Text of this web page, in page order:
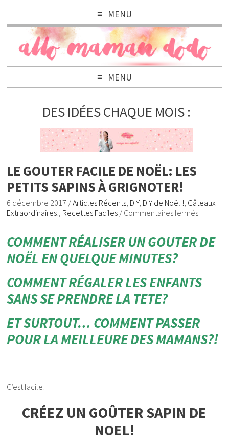
MENU
MENU
DES IDÉES CHAQUE MOIS :
LE GOUTER FACILE DE NOËL: LES
PETITS SAPINS À GRIGNOTER!
6 décembre 2017 /Articles Récents DIY, DIY de Noël ! Gâteaux
Extraordinaires! Recettes Faciles / Commentaires fermés
COMMENT RÉALISER UN GOUTER DE
NOËL EN QUELQUE MINUTES?
COMMENT RÉGALER LES ENFANTS
SANS SE PRENDRE LA TETE?
ET SURTOUT… COMMENT PASSER
POUR LA MEILLEURE DES MAMANS?!
C’est facile!
CRÉEZ UN GOÛTER SAPIN DE
NOEL!